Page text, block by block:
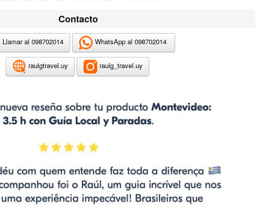
Contacto
Llamar al 098702014 WhatsApp al 098702014
raulgtravel.uy raulg_travel.uy